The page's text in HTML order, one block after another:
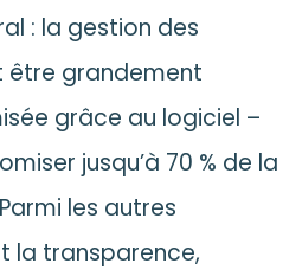
: la gestion des
être grandement
grâce au logiciel –
jusqu’à 70 % de la
les autres
la transparence,